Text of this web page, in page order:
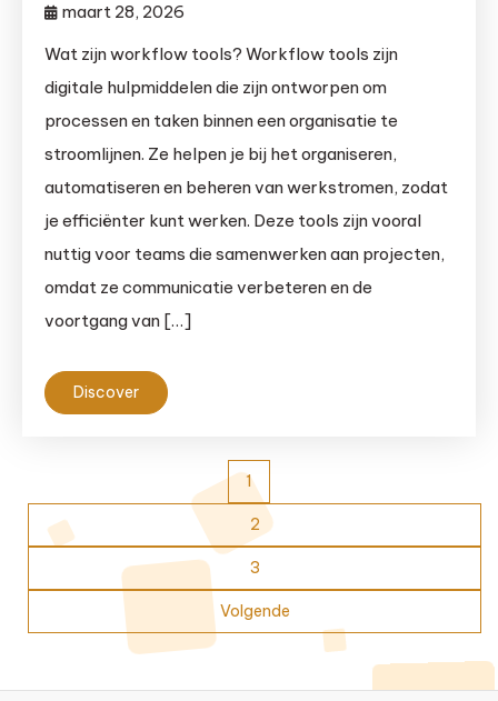
maart 28, 2026
Wat zijn workflow tools? Workflow tools zijn
digitale hulpmiddelen die zijn ontworpen om
processen en taken binnen een organisatie te
stroomlijnen. Ze helpen je bij het organiseren,
automatiseren en beheren van werkstromen, zodat
je efficiënter kunt werken. Deze tools zijn vooral
nuttig voor teams die samenwerken aan projecten,
omdat ze communicatie verbeteren en de
voortgang van […]
Discover
paginering
1
2
3
Volgende